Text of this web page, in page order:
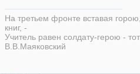
На третьем фронте вставая
книг, -
Учитель равен солдату-герою -
В.В.Маяковский